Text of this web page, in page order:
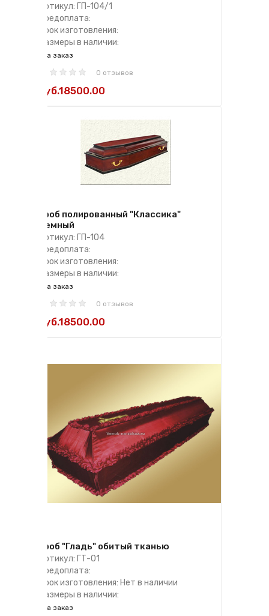
Артикул: ГП-104/1
Предоплата:
Срок изготовления:
Размеры в наличии:
на заказ
0 отзывов
руб.18500.00
Гроб полированный "Классика"
темный
Артикул: ГП-104
Предоплата:
Срок изготовления:
Размеры в наличии:
на заказ
0 отзывов
руб.18500.00
Гроб "Гладь" обитый тканью
Артикул: ГТ-01
Предоплата:
Срок изготовления: Нет в наличии
Размеры в наличии:
на заказ